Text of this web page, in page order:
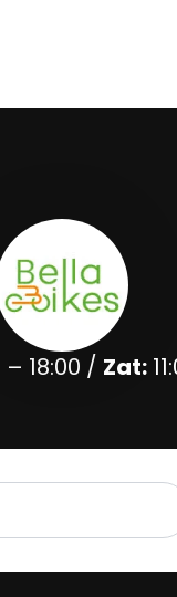
– 18:00 / Zat: